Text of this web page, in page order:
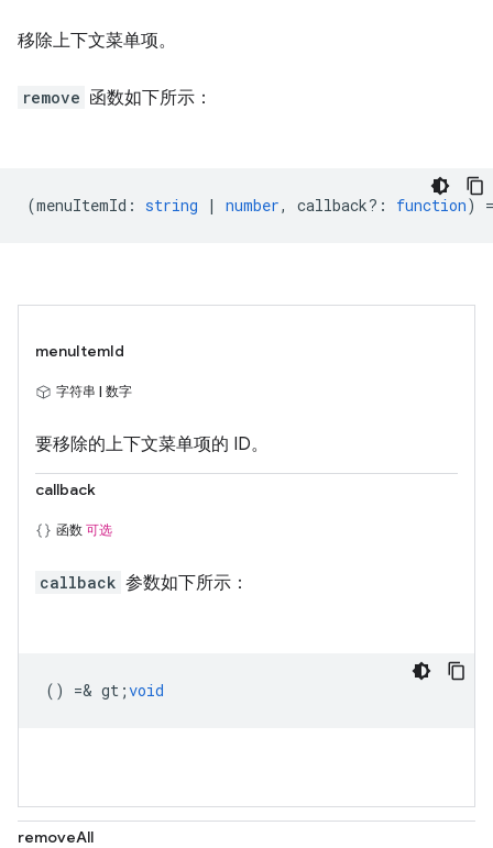
移除上下文菜单项。
remove 函数如下所示：
(menuItemId : string | number, callback? : function)
menuItemId
字符串 | 数字
要移除的上下文菜单项的 ID。
callback
函数 可选
callback 参数如下所示：
() =& gt;void
removeAll